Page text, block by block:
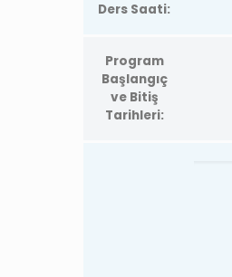
Ders Saati:
Program
Başlangıç
ve Bitiş
Tarihleri: